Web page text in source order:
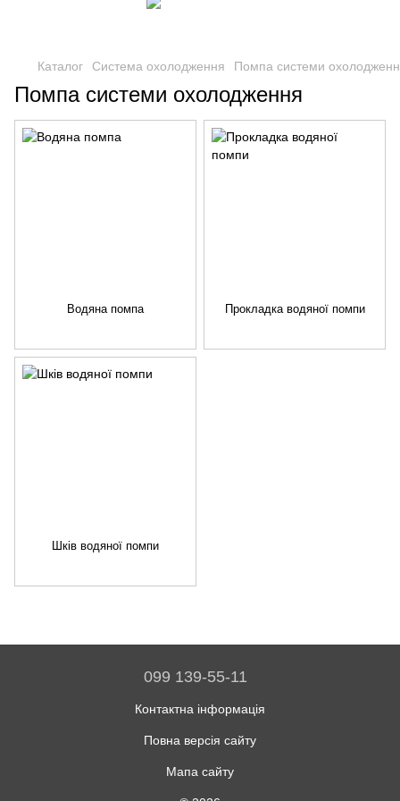
Каталог Система охолодження Помпа системи
Помпа системи охолодження
Водяна помпа Прокладка водяної помпи
Шків водяної помпи
099 139-55-11
Контактна інформація
Повна версія сайту
Мапа сайту